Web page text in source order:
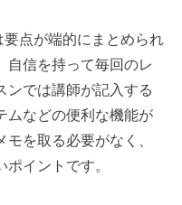
点が端的にまとめられ
自信を持って毎回のレ
ンでは講師が記入する
ムなどの便利な機能が
を取る必要がなく、
イントです。